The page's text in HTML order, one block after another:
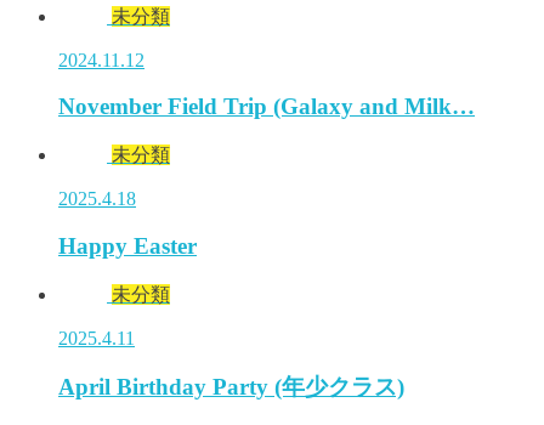
未分類
2024.11.12
November Field Trip (Galaxy and Milk…
未分類
2025.4.18
Happy Easter
未分類
2025.4.11
April Birthday Party (年少クラス)